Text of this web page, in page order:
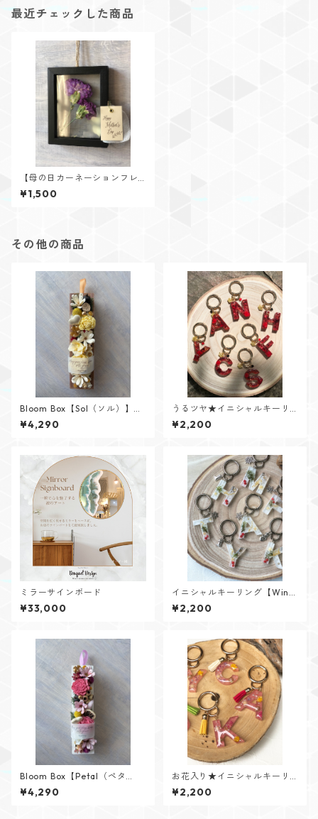
最近チェックした商品
【母の日カーネーションフレ
ーム】ご予約分商品
¥1,500
その他の商品
Bloom Box【Sol（ソル）】メ
ッセージカード付けられます✨
¥4,290
うるツヤ★イニシャルキーリ
ング【Glitter Heartシリー
ズ】
¥2,200
ミラーサインボード
¥33,000
イニシャルキーリング【Wint
er Memoryシリーズ】
¥2,200
Bloom Box【Petal（ペタ
ル）】メッセージカード付け
られます✨
¥4,290
お花入り★イニシャルキーリ
ング【Flower Jewelシリー
ズ】
¥2,200